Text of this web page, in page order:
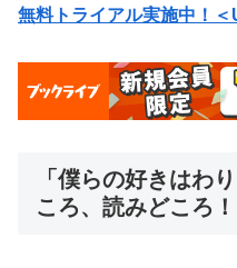
無料トライアル実施中！＜
「僕らの好きはわ
ころ、読みどころ！